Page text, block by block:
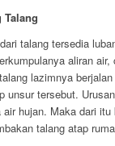
Talang
talang tersedia
aliran
lazimnya
unsur tersebut.
air hujan. Maka dari
talang atap